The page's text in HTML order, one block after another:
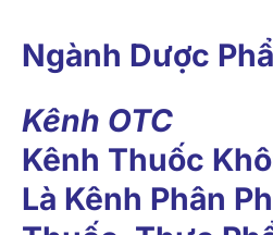
Ngành Dược
Kênh OTC
Kênh Thuốc
Là Kênh Phân